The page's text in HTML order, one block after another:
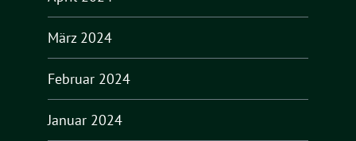
März 2024
Februar 2024
Januar 2024